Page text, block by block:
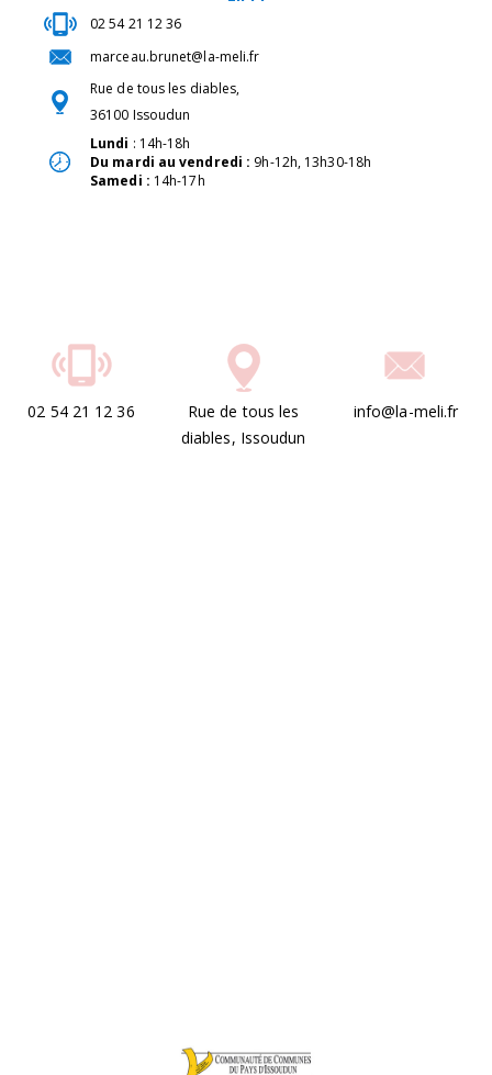
02 54 21 12 36
marceau.brunet@la-meli.fr
Rue de tous les diables,
36100 Issoudun
Lundi : 14h-18h
Du mardi au vendredi : 9h-12h, 13h30-18h
Samedi : 14h-17h
02 54 21 12 36
Rue de tous les
diables, Issoudun
info@la-meli.fr